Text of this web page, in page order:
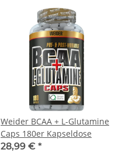
Weider BCAA + L-Glutamine
Caps 180er Kapseldose
28,99 € *